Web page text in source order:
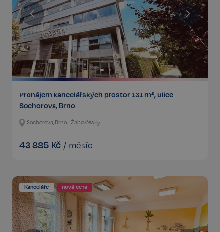
Pronájem kancelářských prostor 131 m², ulice
Sochorova, Brno
Sochorova, Brno - Žabovřesky
43 885 Kč / měsíc
Kanceláře nová cena